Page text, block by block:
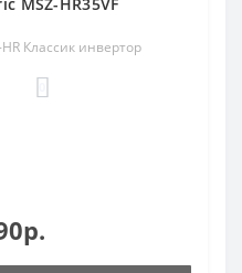
Классик инвертор